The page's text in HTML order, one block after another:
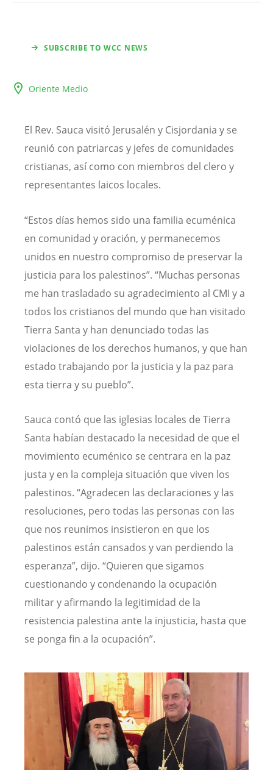
SUBSCRIBE TO WCC NEWS
Oriente Medio
El Rev. Sauca visitó Jerusalén y Cisjordania y se
reunió con patriarcas y jefes de comunidades
cristianas, así como con miembros del clero y
representantes laicos locales.
“Estos días hemos sido una familia ecuménica
en comunidad y oración, y permanecemos
unidos en nuestro compromiso de preservar la
justicia para los palestinos”. “Muchas personas
me han trasladado su agradecimiento al CMI y a
todos los cristianos del mundo que han visitado
Tierra Santa y han denunciado todas las
violaciones de los derechos humanos, y que han
estado trabajando por la justicia y la paz para
esta tierra y su pueblo”.
Sauca contó que las iglesias locales de Tierra
Santa habían destacado la necesidad de que el
movimiento ecuménico se centrara en la paz
justa y en la compleja situación que viven los
palestinos. “Agradecen las declaraciones y las
resoluciones, pero todas las personas con las
que nos reunimos insistieron en que los
palestinos están cansados y van perdiendo la
esperanza”, dijo. “Quieren que sigamos
cuestionando y condenando la ocupación
militar y afirmando la legitimidad de la
resistencia palestina ante la injusticia, hasta que
se ponga fin a la ocupación”.